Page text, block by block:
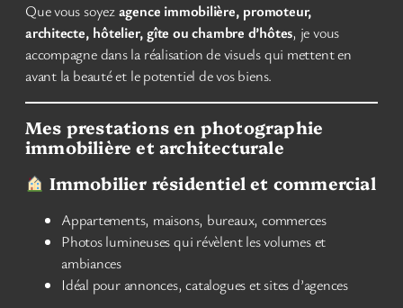
Que vous soyezagence immobilière, promoteur,
architecte, hôtelier, gîte ou chambre d’hôtes, je vous
accompagne dans la réalisation de visuels qui mettent en
avant la beauté et le potentiel de vos biens.
Mes prestations en photographie
immobilière et architecturale
Immobilier résidentiel et commercial
Appartements, maisons, bureaux, commerces
Photos lumineuses qui révèlent les volumes et
ambiances
Idéal pour annonces, catalogues et sites d’agences